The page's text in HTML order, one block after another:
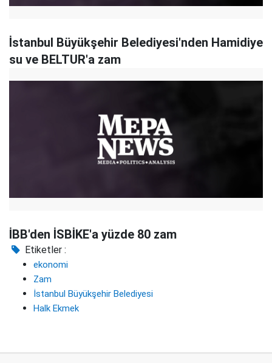
İstanbul Büyükşehir Belediyesi'nden Hamidiye
su ve BELTUR'a zam
İBB'den İSBİKE'a yüzde 80 zam
Etiketler :
ekonomi
Zam
İstanbul Büyükşehir Belediyesi
Halk Ekmek